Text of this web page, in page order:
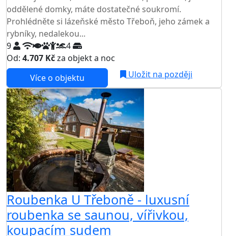
oddělené domky, máte dostatečné soukromí.
Prohlédněte si lázeňské město Třeboň, jeho zámek a
rybníky, nedalekou...
9
4
Od: 4.707 Kčza objekt a noc
Více o objektu
Uložit na později
Roubenka U Třeboně - luxusní
roubenka se saunou, vířivkou,
koupacím sudem